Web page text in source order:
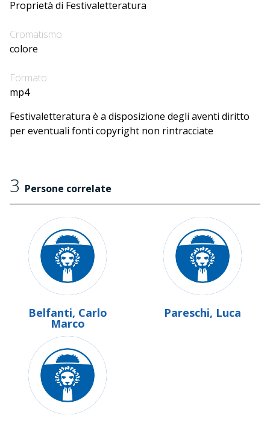
Proprietà di Festivaletteratura
Cromatismo
colore
Formato
mp4
Festivaletteratura è a disposizione degli aventi diritto
per eventuali fonti copyright non rintracciate
3 Persone correlate
Belfanti, Carlo
Marco
Pareschi, Luca